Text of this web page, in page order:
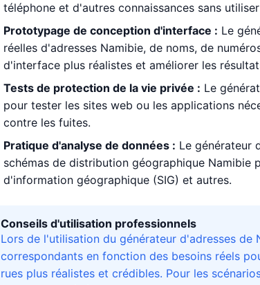
téléphone et d'autres connaissances sans
Prototypage de conception d'interface : Le
réelles d'adresses Namibie, de noms, de
d'interface plus réalistes et améliorer les
Tests de protection de la vie privée : Le
pour tester les sites web ou les applications
contre les fuites.
Pratique d'analyse de données : Le générateur
schémas de distribution géographique Namibie
d'information géographique (SIG) et autres.
Conseils d'utilisation professionnels
Lors de l'utilisation du générateur d'adresses
correspondants en fonction des besoins réels
rues plus réalistes et crédibles. Pour les